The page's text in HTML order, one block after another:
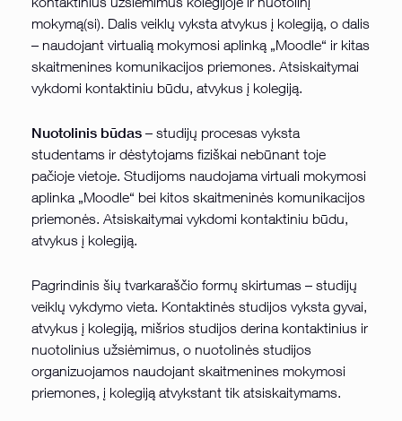
mokymą(si). Dalis veiklų vyksta atvykus į kolegiją, o dalis
– naudojant virtualią mokymosi aplinką „Moodle“ ir kitas
skaitmenines komunikacijos priemones. Atsiskaitymai
vykdomi kontaktiniu būdu, atvykus į kolegiją.
Nuotolinis būdas – studijų procesas vyksta
studentams ir dėstytojams fiziškai nebūnant toje
pačioje vietoje. Studijoms naudojama virtuali mokymosi
aplinka „Moodle“ bei kitos skaitmeninės komunikacijos
priemonės. Atsiskaitymai vykdomi kontaktiniu būdu,
atvykus į kolegiją.
Pagrindinis šių tvarkaraščio formų skirtumas – studijų
veiklų vykdymo vieta. Kontaktinės studijos vyksta gyvai,
atvykus į kolegiją, mišrios studijos derina kontaktinius ir
nuotolinius užsiėmimus, o nuotolinės studijos
organizuojamos naudojant skaitmenines mokymosi
priemones, į kolegiją atvykstant tik atsiskaitymams.